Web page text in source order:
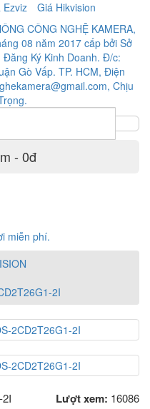
Ezviz Giá Hikvision
- 0đ
miễn phí.
2I
Lượt xem: 16086